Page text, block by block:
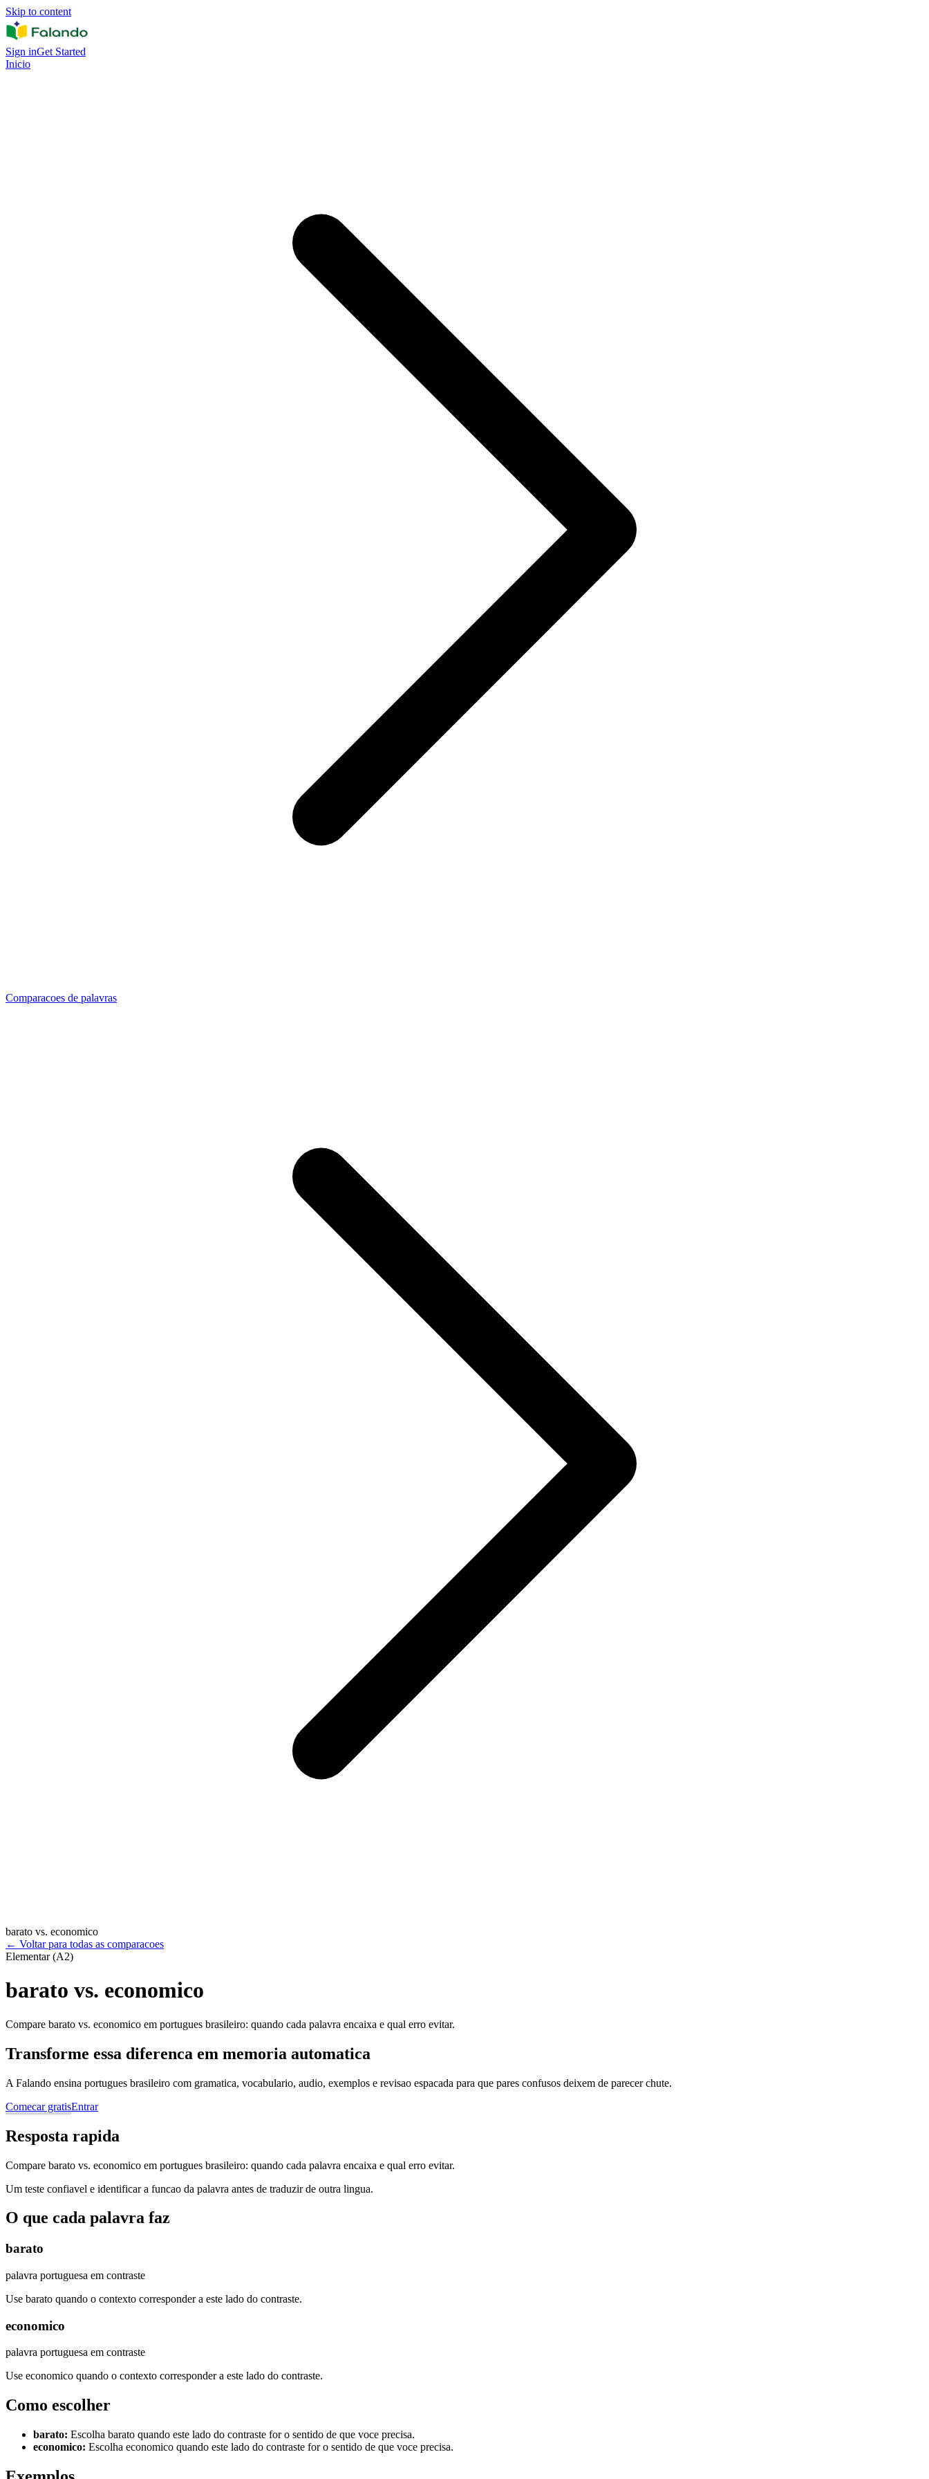
Skip to content
Sign inGet Started
Inicio
Comparacoes de palavras
barato vs. economico
← Voltar para todas as comparacoes
Elementar (A2)
barato vs. economico
Compare barato vs. economico em portugues brasileiro: quando cada palavra encaixa e qual erro evitar.
Transforme essa diferenca em memoria automatica
A Falando ensina portugues brasileiro com gramatica, vocabulario, audio, exemplos e revisao espacada para que pares confusos deixem de parecer chute.
Comecar gratisEntrar
Resposta rapida
Compare barato vs. economico em portugues brasileiro: quando cada palavra encaixa e qual erro evitar.
Um teste confiavel e identificar a funcao da palavra antes de traduzir de outra lingua.
O que cada palavra faz
barato
palavra portuguesa em contraste
Use barato quando o contexto corresponder a este lado do contraste.
economico
palavra portuguesa em contraste
Use economico quando o contexto corresponder a este lado do contraste.
Como escolher
barato: Escolha barato quando este lado do contraste for o sentido de que voce precisa.
economico: Escolha economico quando este lado do contraste for o sentido de que voce precisa.